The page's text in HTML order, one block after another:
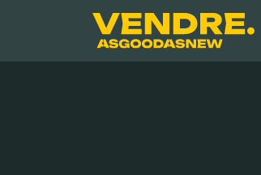
Contenu principal